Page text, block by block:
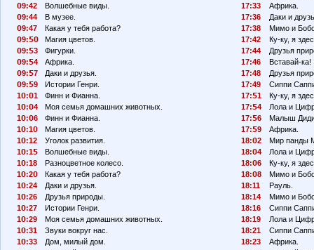
9:42
Волшебные виды.
9:44
В музее.
9:47
Какая у тебя работа?
9:
Магия цветов.
9:
3
Фигурки.
9:
4
Африка.
9:
7
Даки и друзья.
9:
9
Истории Генри.
1
: 1
Финн и Фианна.
1
: 4
Моя семья домашних животных.
1
: 6
Финн и Фианна.
1
:1
Магия цветов.
1
:12
Уголок развития.
1
:1
Волшебные виды.
1
:18
Разноцветное колесо.
1
:2
Какая у тебя работа?
1
:24
Даки и друзья.
1
:26
Друзья природы.
1
:27
Истории Генри.
1
:29
Моя семья домашних животных.
1
:31
Звуки вокруг нас.
1
:33
Дом, милый дом.
17:33
Африка.
17:36
Даки и
17:38
Мимо и
17:42
Ку-ку, я
17:44
Друзья
17:46
Вставай-ка!
17:48
Друзья
17:49
Сиппи
17:
1
Ку-ку, я
17:
4
Лола и
17:
6
Малыш
17:
9
Африка.
18:
2
Мир панды
18:
4
Лола и
18:
6
Ку-ку, я
18:
8
Мимо и
18:11
Рауль.
18:14
Мимо и
18:16
Сиппи
18:19
Лола и
18:21
Сиппи
18:23
Африка.